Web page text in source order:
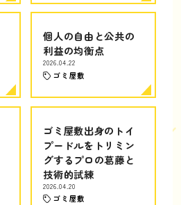
個人の自由と公共の
利益の均衡点
2026.04.22
ゴミ屋敷
ゴミ屋敷出身のトイ
プードルをトリミン
グするプロの葛藤と
技術的試練
2026.04.20
ゴミ屋敷